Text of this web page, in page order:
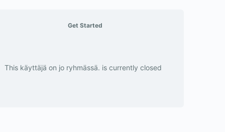
Get Started
This käyttäjä on jo ryhmässä. is currently closed